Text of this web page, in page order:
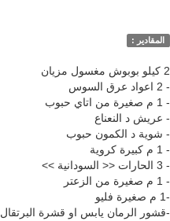
المقادير :
2 كيلو بوبوش مغسول مزيان
- 2 اعواد عرق السوس
- 1 م صغيرة من اتاي حبوب
- عريش د النعناع
- شوية د الكمون حبوب
- 1 م كبيرة كروية
- 3 الحارات << السودانية >>
- 1 م صغيرة من الزعتر
-1 م صغيرة فليو
-قشور الرمان يابس او قشرة البرتقال